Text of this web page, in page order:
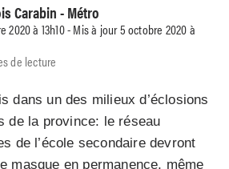
Carabin- Métro
2020 à 13h10 - Mis à jour 5 octobre 2020 à
de lecture
dans un des milieux d’éclosions
de la province: le réseau
de l’école secondaire devront
masque en permanence, même